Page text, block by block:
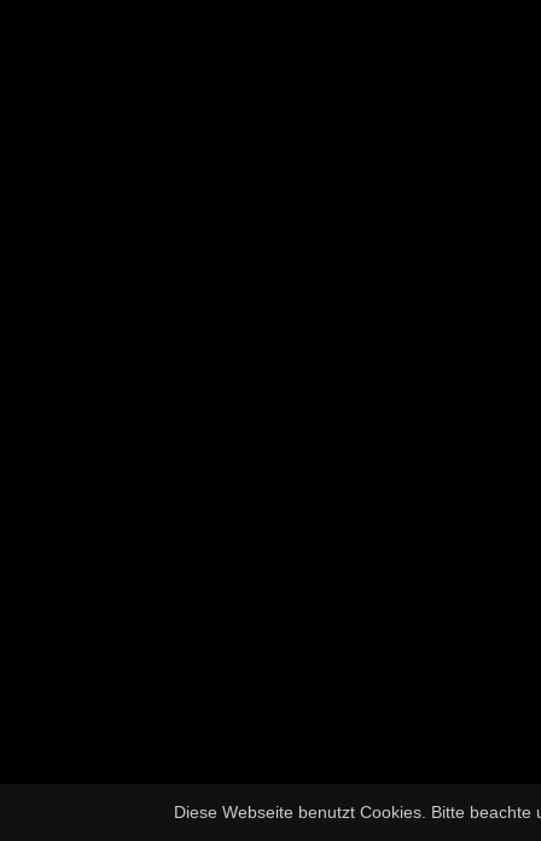
Diese Webseite benutzt Cookies. Bitte beachte